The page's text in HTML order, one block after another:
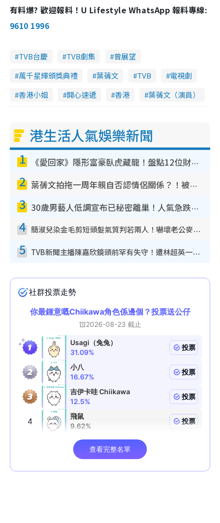
有料爆? 歡迎報料！U Lifestyle WhatsApp 報料專線:
9610 1996
TVB台慶 TVB劇集
曾展望
萬千星輝頒獎典禮
葉蒨文 TVB
電視劇
香港小姐
開心速遞 香港 葉蒨文（演員）
港生活人氣娛樂新聞
1 《愛回家》隱形富豪臥虎藏龍！盤點12位財氣逼人的有錢藝人：呢位靚女3億身家唔憂做
2 葉蒨文拍拖一周年親自否認情侶關係？！被質疑感情造假竟稱GM「普通同事」
3 30歲男藝人低調宣布已秘密離巢！人氣急跌變失蹤人口︰「這幾年過得並不容易」
4 簡淑兒染金毛剪短頭髮氣質判若兩人！嚇壞老公麥大力都認唔出：「你做咩事？」
5 TVB新聞主播陳嘉欣鏡頭前罕有失守！遭林超英一句說話突襲嚇親當場大笑